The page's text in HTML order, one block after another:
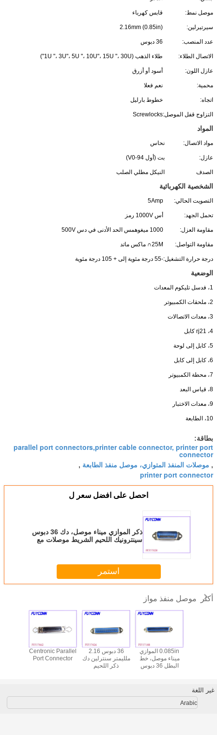
موصل نمط: قابس كهرباء
سيرتيرلين: 2.16mm (0.85in)
عدد المنصب: 36 دبوس
الاتصال الطلاء: طلاء الذهب (1U "، 3U"، 5U "، 10U"، 15U "، 30U")
عازل اللون: أسود أو أزرق
محمية: نعم فعلا
اتجاه: خطوط بارليل
التزاوج قفل الموصل:Screwlocks
المواد
مواد الاتصال: نحاس
عازل: بت (أول 94-V0)
الصدف النيكل مطلي الصلب
الشخصية الكهربائية
التصويت الحالي: 5Amp
تحمل الجهد: أس 1000V رمز
مقاومة العزل: 1000 ميغوهمس الحد الأدنى في دس 500V
مقاومة التواصل: 25M∩ ماكس ماتد
درجة حرارة التشغيل:-55 درجة مئوية إلى + 105 درجة مئوية
الوضعية
1، فدسل تليكوم المعدات
2، ملحقات الكمبيوتر
3، معدات الاتصالات
4، rj21 كابل
5، كابل إلى لوحة
6، كابل إلى كابل
7، محطة الكمبيوتر
8، قياس البعد
9، معدات الاختبار
10، الطابعة
بطاقة:
parallel port connectors,printer cable connector, printer port
connector
, موصلات المنفذ المتوازي، موصل منفذ الطابعة ,
printer port connector
احصل على افضل سعر ل
ذكر الموازي ميناء موصل، دك 36 دبوس
سينترونيك اللحيم الشريط موصلات مع
استمر
أكثر موصل منفذ مواز
Centronic Parallel
Port Connector
36 دبوس 2.16
ملليمتر سنترلين دك
ذكر اللحيم
0.085in الموازي
ميناء موصل، خط
البطل 36 دبوس
غير اللغة
Arabic